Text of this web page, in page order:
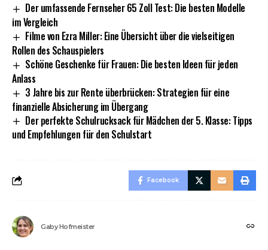
Der umfassende Fernseher 65 Zoll Test: Die besten Modelle
im Vergleich
Filme von Ezra Miller: Eine Übersicht über die vielseitigen
Rollen des Schauspielers
Schöne Geschenke für Frauen: Die besten Ideen für jeden
Anlass
3 Jahre bis zur Rente überbrücken: Strategien für eine
finanzielle Absicherung im Übergang
Der perfekte Schulrucksack für Mädchen der 5. Klasse: Tipps
und Empfehlungen für den Schulstart
Facebook
Gaby Hofmeister